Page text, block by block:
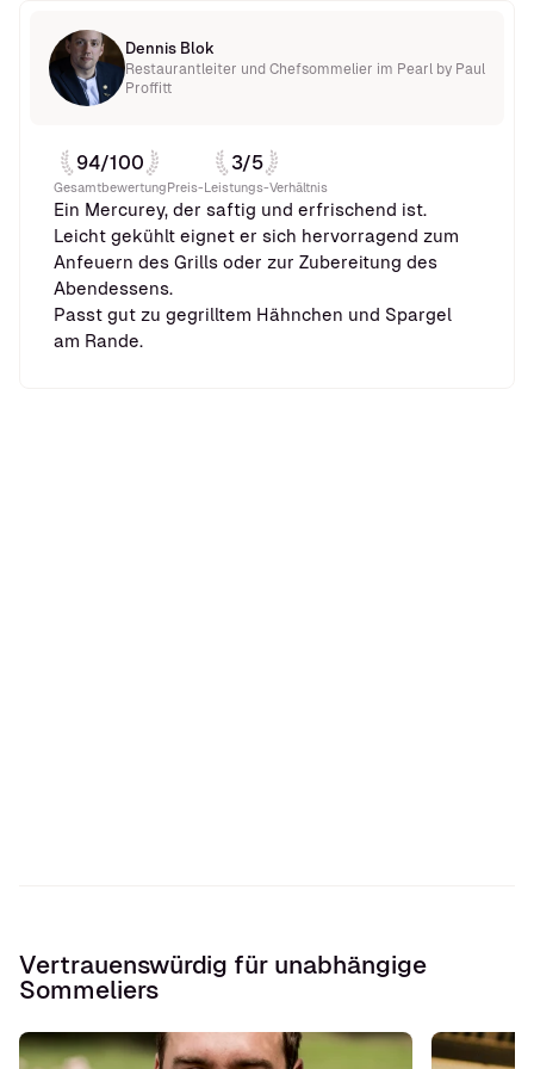
Dennis Blok
Restaurantleiter und Chefsommelier im Pearl by Paul
Proffitt
94/100
Gesamtbewertung
3/5
Preis-Leistungs-Verhältnis
Ein Mercurey, der saftig und erfrischend ist.
Leicht gekühlt eignet er sich hervorragend zum
Anfeuern des Grills oder zur Zubereitung des
Abendessens.
Passt gut zu gegrilltem Hähnchen und Spargel
am Rande.
Vertrauenswürdig für unabhängige
Sommeliers